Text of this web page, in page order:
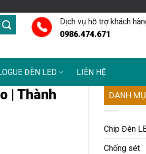
Dịch vụ hỗ trợ khách
0986.474.671
ĐÈN LED LIÊN HỆ
| Thành
DANH
Chip Đèn
Chống sét